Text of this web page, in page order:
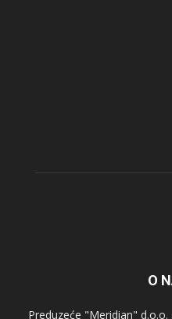
O
Preduzeće "Meridian"